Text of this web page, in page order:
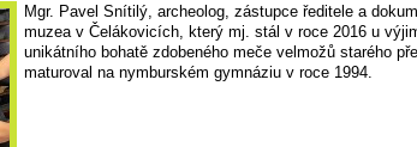
Mgr. Pavel Snítilý, archeolog, zástupce ředitele a
muzea v Čelákovicích, který mj. stál v roce 2016 u
unikátního bohatě zdobeného meče velmožů starého
maturoval na nymburském gymnáziu v roce 1994.